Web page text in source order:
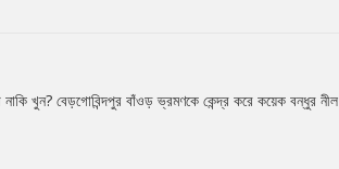
খুন? বেড়গোবিন্দপুর বাঁওড় ভ্রমণকে কেন্দ্র করে কয়েক বন্ধুর নীল